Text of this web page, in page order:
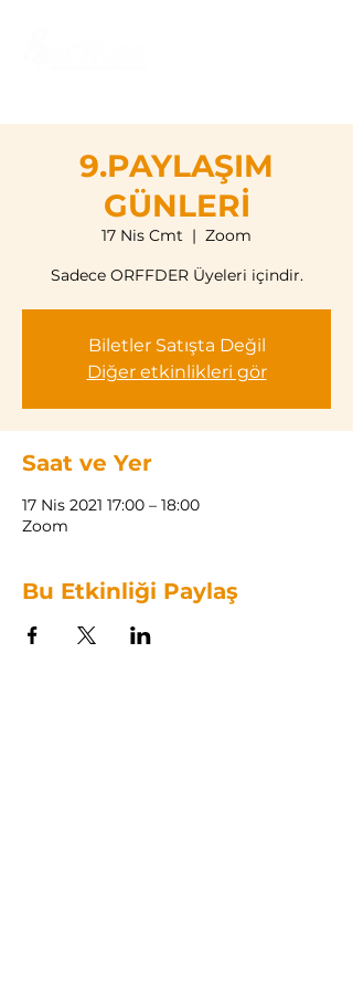
9.PAYLAŞIM
GÜNLERİ
17 Nis Cmt
  |
Zoom
Sadece ORFFDER Üyeleri içindir.
Biletler Satışta Değil
Diğer etkinlikleri gör
Saat ve Yer
17 Nis 2021 17:00 – 18:00
Zoom
Bu Etkinliği Paylaş